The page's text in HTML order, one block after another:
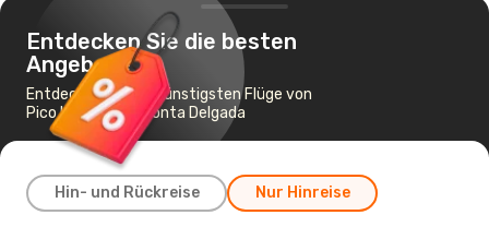
Entdecken Sie die besten
Angebote
Entdecken Sie die günstigsten Flüge von
Pico Island nach Ponta Delgada
Hin- und Rückreise Nur Hinreise